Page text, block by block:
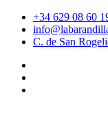
+34 629 08 60
C. de San